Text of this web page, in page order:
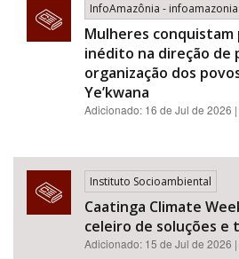
InfoAmazônia -
Mulheres
inédito na direção de
organização dos
Ye’kwana
Adicionado: 16 de Jul de 2026
Instituto Socioambiental
Caatinga Climate
celeiro de soluções e
Adicionado: 15 de Jul de 2026